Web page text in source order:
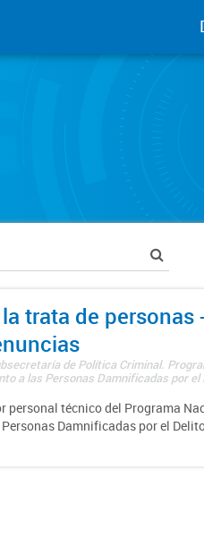
trata de personas
de Política Criminal.
a las Personas Damnificadas por el
personal técnico del Programa
Damnificadas por el